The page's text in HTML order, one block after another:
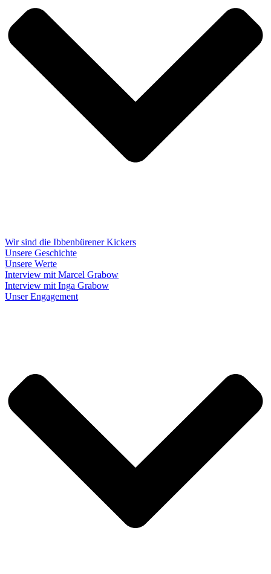
Wir sind die Ibbenbürener Kickers
Unsere Geschichte
Unsere Werte
Interview mit Marcel Grabow
Interview mit Inga Grabow
Unser Engagement